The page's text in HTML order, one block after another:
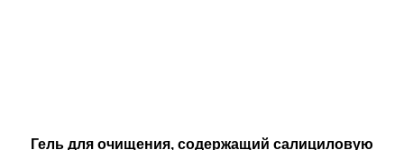
Гель для очищения, содержащий салициловую